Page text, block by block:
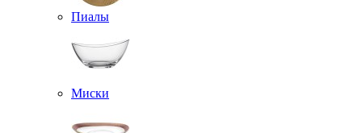
Пиалы
Миски